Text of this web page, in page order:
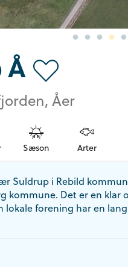
Åer
Sæson Arter
Suldrup i Rebild
kommune. Det er en klar
lokale forening har en